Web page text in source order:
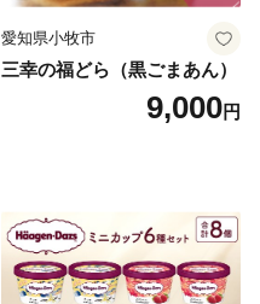
愛知県小牧市
三幸の福どら（黒ごまあん）
9,000円